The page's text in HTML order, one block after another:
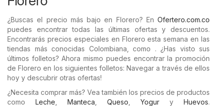
¿Buscas el precio más bajo en Florero? En Ofertero.com.co
puedes encontrar todas las últimas ofertas y descuentos.
Encontrarás precios especiales en Florero esta semana en las
tiendas más conocidas Colombiana, como . ¿Has visto sus
últimos folletos? Ahora mismo puedes encontrar la promoción
de Florero en los siguientes folletos: Navegar a través de ellos
hoy y descubrir otras ofertas!
¿Necesita comprar más? Vea también los precios de productos
como Leche Manteca Queso Yogur y Huevos.